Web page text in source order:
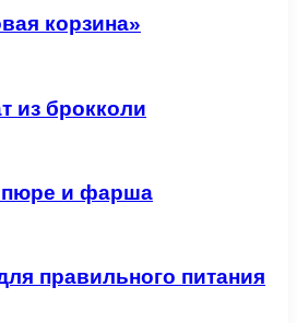
корзина»
из брокколи
пюре и фарша
правильного питания